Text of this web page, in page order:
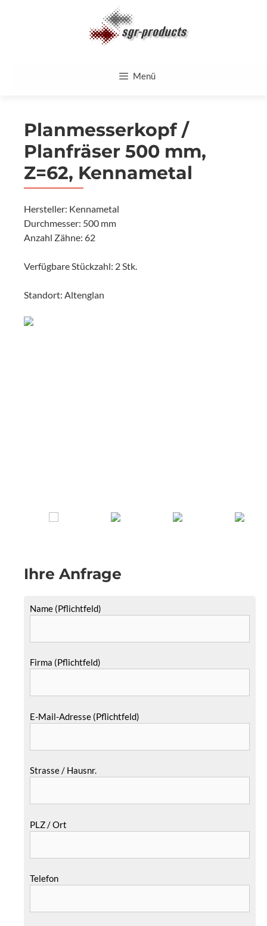
Menü
Planmesserkopf /
Planfräser 500 mm,
Z=62, Kennametal
Hersteller: Kennametal
Durchmesser: 500 mm
Anzahl Zähne: 62
Verfügbare Stückzahl: 2 Stk.
Standort: Altenglan
Ihre Anfrage
Name (Pflichtfeld)
Firma (Pflichtfeld)
E-Mail-Adresse (Pflichtfeld)
Strasse / Hausnr.
PLZ / Ort
Telefon